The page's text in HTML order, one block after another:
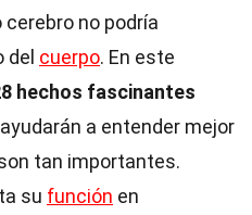
no podría
cuerpo. En este
hechos fascinantes
a entender mejor
tan importantes.
su función en